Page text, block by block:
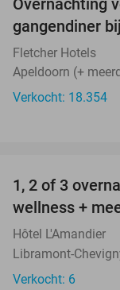
Overnachting
gangendiner
Fletcher Hotels
Apeldoorn (+
Verkocht: 18.354
TODAY
1, 2 of 3
wellness +
Hôtel L'Amandier
Libramont-
Verkocht: 6